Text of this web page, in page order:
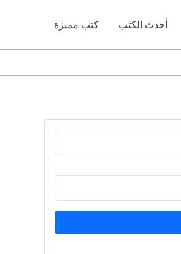
أحدث الكتب كتب مميزة